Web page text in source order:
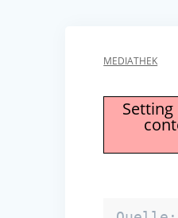
MEDIATHEK